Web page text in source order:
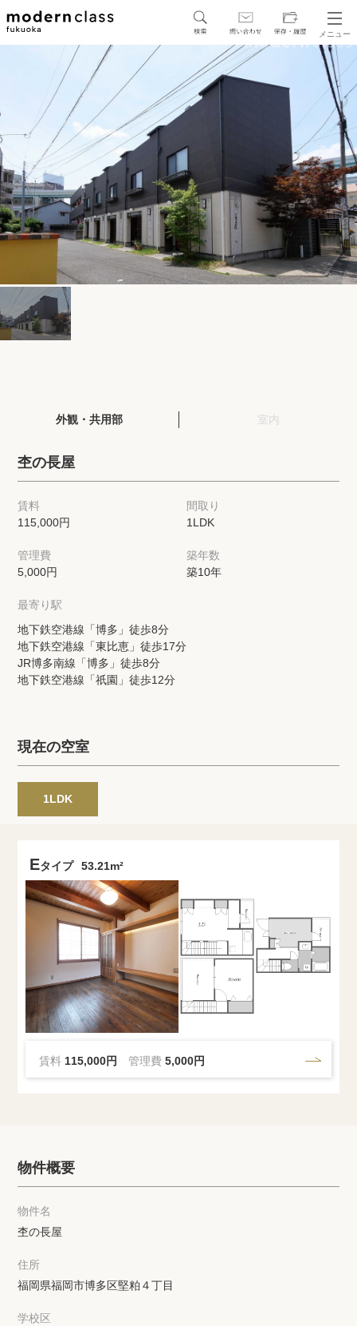
メニュー
地図から探す 駅・路線から探す
区から探す
人気エリアから探す
アクセスランキング
保存した検索条件
店舗・スタッフ紹介
希望条件を伝えてプロに探してもらう
来店予約
各種お問い合わせ
高級賃貸物件コラム
高級賃貸物件トピック
商標について
外観・共用部 室内
杢の長屋
賃料
115,000円
間取り
1LDK
管理費
5,000円
築年数
築10年
最寄り駅
地下鉄空港線「博多」徒歩8分
地下鉄空港線「東比恵」徒歩17分
JR博多南線「博多」徒歩8分
地下鉄空港線「祇園」徒歩12分
現在の空室
1LDK
Eタイプ 53.21m²
賃料 115,000円 管理費5,000円
物件概要
物件名
杢の長屋
住所
福岡県福岡市博多区堅粕４丁目
学校区